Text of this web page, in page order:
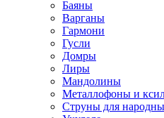
Баяны
Варганы
Гармони
Гусли
Домры
Лиры
Мандолины
Металлофоны и
Струны для